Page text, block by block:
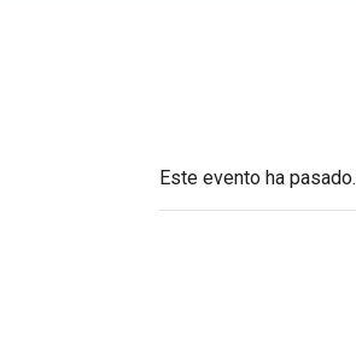
Este evento ha pasado.